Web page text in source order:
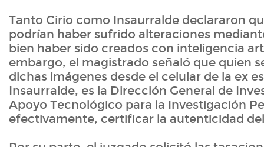
Tanto Cirio como Insaurralde declararon
podrían haber sufrido alteraciones
bien haber sido creados con inteligencia
embargo, el magistrado señaló que quien
dichas imágenes desde el celular de la ex
Insaurralde, es la Dirección General de
Apoyo Tecnológico para la Investigación
efectivamente, certificar la autenticidad